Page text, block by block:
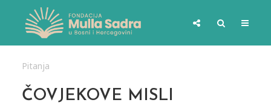
Pitanja
ČOVJEKOVE MISLI